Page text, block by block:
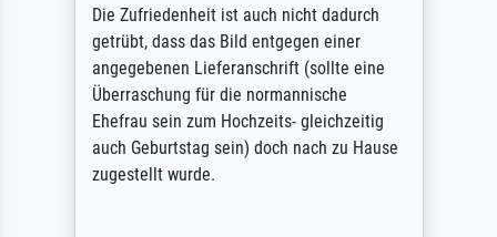
Die Zufriedenheit ist auch nicht dadurch
getrübt, dass das Bild entgegen einer
angegebenen Lieferanschrift (sollte eine
Überraschung für die normannische
Ehefrau sein zum Hochzeits- gleichzeitig
auch Geburtstag sein) doch nach zu Hause
zugestellt wurde.